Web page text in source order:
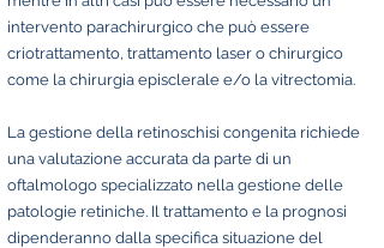
intervento parachirurgico che può essere
criotrattamento, trattamento laser o chirurgico
come la chirurgia episclerale e/o la vitrectomia.
La gestione della retinoschisi congenita richiede
una valutazione accurata da parte di un
oftalmologo specializzato nella gestione delle
patologie retiniche. Il trattamento e la prognosi
dipenderanno dalla specifica situazione del